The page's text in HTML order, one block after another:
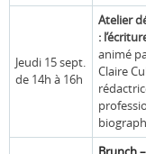
Jeudi 15 sept.
de 14h à 16h
Atelier
:
animé
Claire